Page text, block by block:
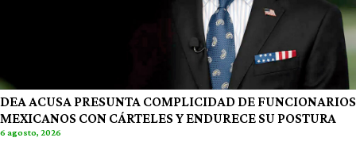
DEA ACUSA PRESUNTA COMPLICIDAD DE FUNCIONARIOS
MEXICANOS CON CÁRTELES Y ENDURECE SU POSTURA
6 agosto, 2026